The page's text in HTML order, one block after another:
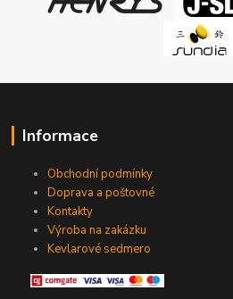
Informace
Obchodní podmínky
Doprava a poštovné
Kontakty
Výroba na zakázku
Kevlarové sedmero